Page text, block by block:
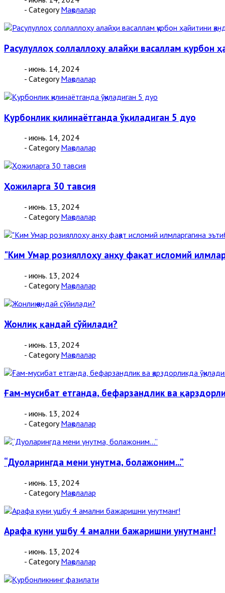
- Category Мақолалар
Расулуллоҳ соллаллоҳу алайҳи васаллам қурбон
- июнь. 14, 2024
- Category Мақолалар
Қурбонлик қилинаётганда ўқиладиган 5 дуо
- июнь. 14, 2024
- Category Мақолалар
Ҳожиларга 30 тавсия
- июнь. 13, 2024
- Category Мақолалар
"Ким Умар розияллоҳу анҳу фақат исломий
- июнь. 13, 2024
- Category Мақолалар
Жонлиқ қандай сўйилади?
- июнь. 13, 2024
- Category Мақолалар
Ғам-мусибат етганда, бефарзандлик ва
- июнь. 13, 2024
- Category Мақолалар
“Дуоларингда мени унутма, болажоним...”
- июнь. 13, 2024
- Category Мақолалар
Арафа куни ушбу 4 амални бажаришни унутманг!
- июнь. 13, 2024
- Category Мақолалар